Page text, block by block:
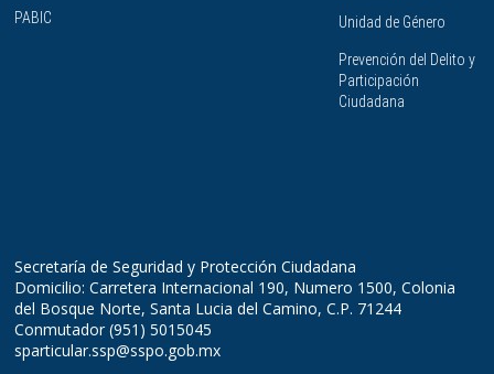
PABIC Unidad de Género
Prevención del Delito y
Participación
Ciudadana
Secretaría de Seguridad y Protección Ciudadana
Domicilio: Carretera Internacional 190, Numero 1500, Colonia
del Bosque Norte, Santa Lucia del Camino, C.P. 71244
Conmutador (951) 5015045
sparticular.ssp@sspo.gob.mx